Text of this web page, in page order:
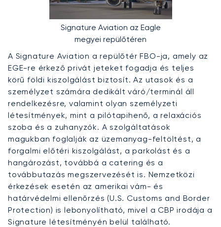
Signature Aviation az Eagle
megyei repülőtéren
A Signature Aviation a repülőtér FBO-ja, amely az
EGE-re érkező privát jeteket fogadja és teljes
körű földi kiszolgálást biztosít. Az utasok és a
személyzet számára dedikált váró/terminál áll
rendelkezésre, valamint olyan személyzeti
létesítmények, mint a pilótapihenő, a relaxációs
szoba és a zuhanyzók. A szolgáltatások
magukban foglalják az üzemanyag-feltöltést, a
forgalmi előtéri kiszolgálást, a parkolást és a
hangározást, továbbá a catering és a
továbbutazás megszervezését is. Nemzetközi
érkezések esetén az amerikai vám- és
határvédelmi ellenőrzés (U.S. Customs and Border
Protection) is lebonyolítható, mivel a CBP irodája a
Signature létesítményén belül található.